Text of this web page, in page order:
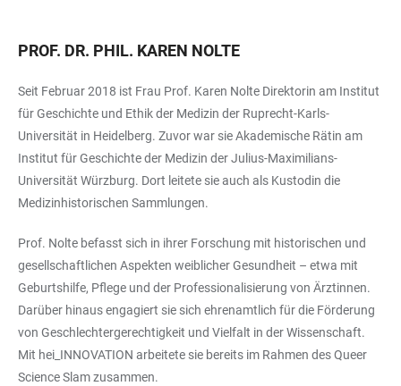
PROF. DR. PHIL. KAREN NOLTE
Seit Februar 2018 ist Frau Prof. Karen Nolte Direktorin am Institut
für Geschichte und Ethik der Medizin der Ruprecht-Karls-
Universität in Heidelberg. Zuvor war sie Akademische Rätin am
Institut für Geschichte der Medizin der Julius-Maximilians-
Universität Würzburg. Dort leitete sie auch als Kustodin die
Medizinhistorischen Sammlungen.
Prof. Nolte befasst sich in ihrer Forschung mit historischen und
gesellschaftlichen Aspekten weiblicher Gesundheit – etwa mit
Geburtshilfe, Pflege und der Professionalisierung von Ärztinnen.
Darüber hinaus engagiert sie sich ehrenamtlich für die Förderung
von Geschlechtergerechtigkeit und Vielfalt in der Wissenschaft.
Mit hei_INNOVATION arbeitete sie bereits im Rahmen des Queer
Science Slam zusammen.